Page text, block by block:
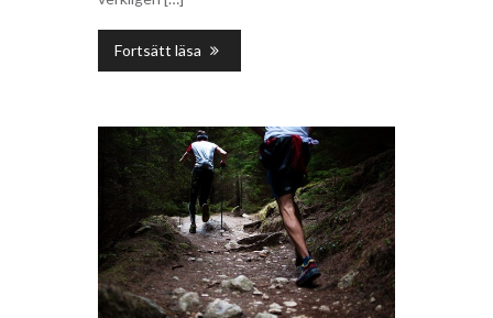
Fortsätt läsa